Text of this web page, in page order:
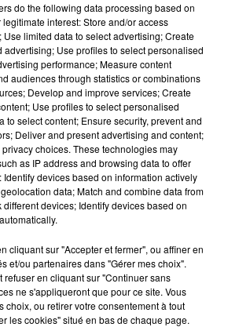
14 sec)
14 sec
DU 25/05/2023 À 06H47
do the following data processing based on
interest: Store and/or access
limited data to select advertising; Create
Use profiles to select personalised
performance; Measure content
audiences through statistics or combinations
Develop and improve services; Create
Use profiles to select personalised
to select content; Ensure security, prevent and
Deliver and present advertising and content;
choices. These technologies may
as IP address and browsing data to offer
devices based on information actively
data; Match and combine data from
devices; Identify devices based on
cliquant sur "Accepter et fermer", ou affiner en
et/ou partenaires dans "Gérer mes choix".
refuser en cliquant sur "Continuer sans
ne s'appliqueront que pour ce site. Vous
choix, ou retirer votre consentement à tout
les cookies" situé en bas de chaque page.